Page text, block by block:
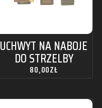
UCHWYT NA NABOJE
DO STRZELBY
80,00ZŁ